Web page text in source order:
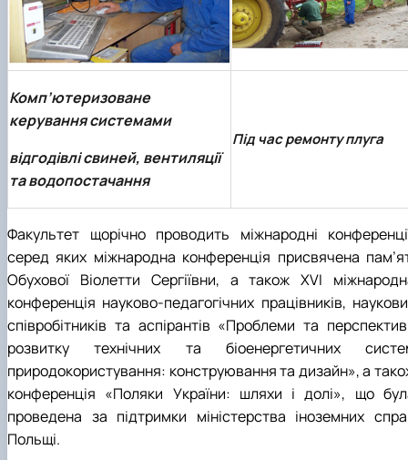
Комп’ютеризоване
керування системами
відгодівлі свиней, вентиляції
та водопостачання
Під час ремонту плуга
Факультет щорічно проводить міжнародні
серед яких міжнародна конференція присвячена
Обухової Віолетти Сергіївни, а також ХVI
конференція науково-педагогічних працівників,
співробітників та аспірантів «Проблеми та
розвитку технічних та біоенергетичних
природокористування: конструювання та дизайн», а
конференція «Поляки України: шляхи і долі», що
проведена за підтримки міністерства іноземних
Польщі.